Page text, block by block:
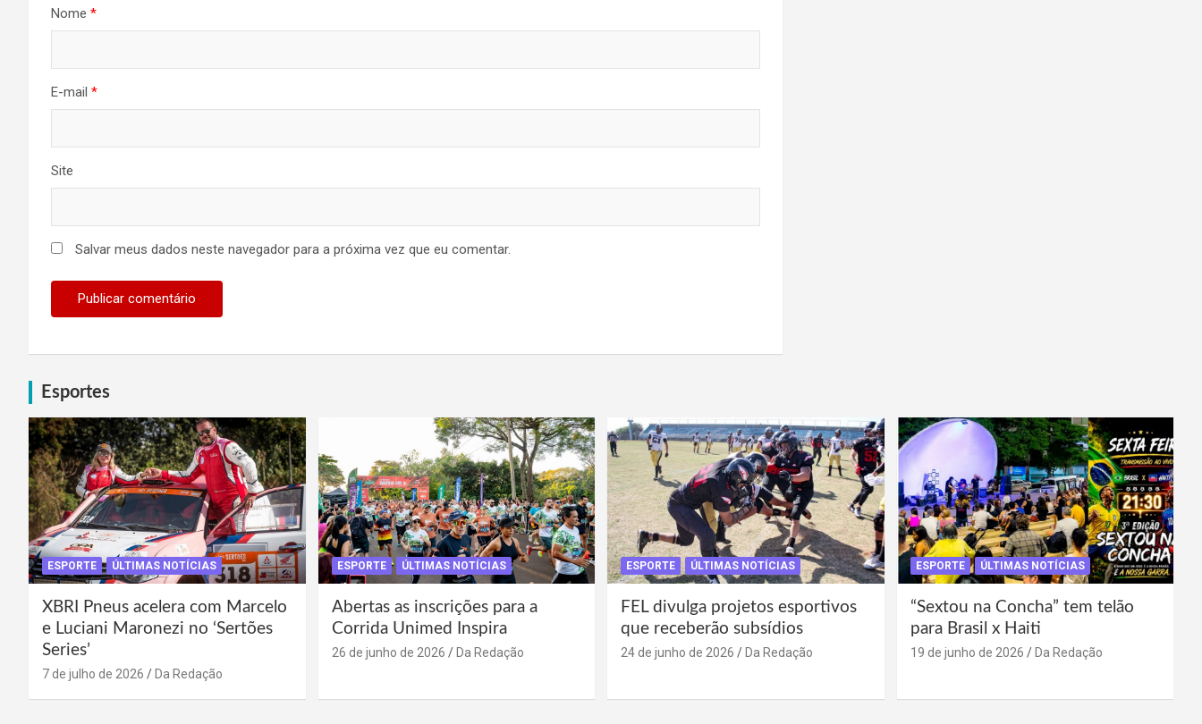
Nome *
E-mail *
Site
Salvar meus dados neste navegador para a próxima vez que eu comentar.
Esportes
ESPORTE ÚLTIMAS NOTÍCIAS
XBRI Pneus acelera com Marcelo
e Luciani Maronezi no ‘Sertões
Series’
7 de julho de 2026 Da Redação
ESPORTE ÚLTIMAS NOTÍCIAS
Abertas as inscrições para a
Corrida Unimed Inspira
26 de junho de 2026 Da Redação
ESPORTE ÚLTIMAS NOTÍCIAS
FEL divulga projetos esportivos
que receberão subsídios
24 de junho de 2026 Da Redação
ESPORTE ÚLTIMAS NOTÍCIAS
“Sextou na Concha” tem telão
para Brasil x Haiti
19 de junho de 2026 Da Redação